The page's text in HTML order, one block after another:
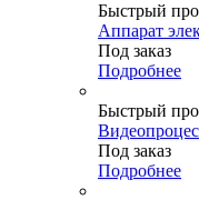
Быстрый
Аппарат
Под заказ
Подробнее
Быстрый
Под заказ
Подробнее